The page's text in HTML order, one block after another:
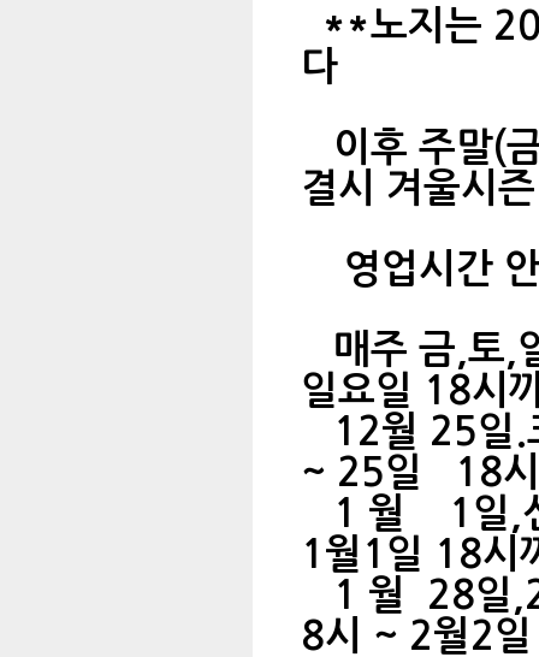
**노지는
다
이후 주말(
결시 겨울시
영업시간
매주 금,
일요일 18시
12월 25
~ 25일 18
1 월 1
1월1일 18시
1 월 28일
8시 ~ 2월2